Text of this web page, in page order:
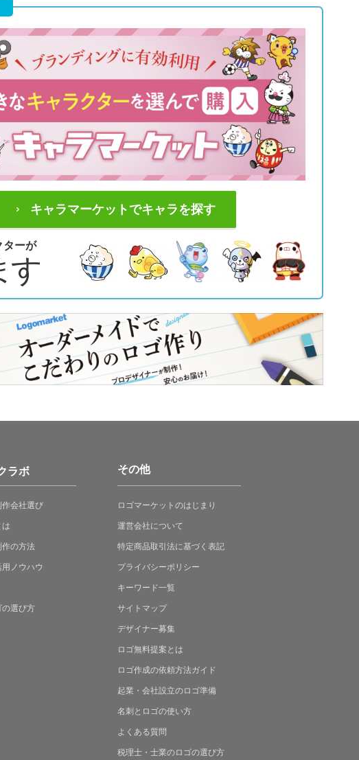
キャラマーケットでキャラを探す
ターが
す
ラボ
会社選び
の方法
ノウハウ
選び方
その他
ロゴマーケットのはじまり
運営会社について
特定商品取引法に基づく表記
プライバシーポリシー
キーワード一覧
サイトマップ
デザイナー募集
ロゴ無料提案とは
ロゴ作成の依頼方法ガイド
起業・会社設立のロゴ準備
名刺とロゴの使い方
よくある質問
税理士・士業のロゴの選び方